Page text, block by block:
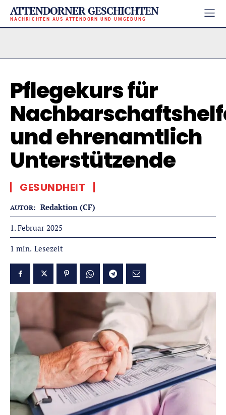
ATTENDORNER GESCHICHTEN
NACHRICHTEN AUS ATTENDORN UND UMGEBUNG
Pflegekurs für
und ehrenamtlich
Unterstützende
GESUNDHEIT
AUTOR: Redaktion (CF)
1. Februar 2025
1 min. Lesezeit